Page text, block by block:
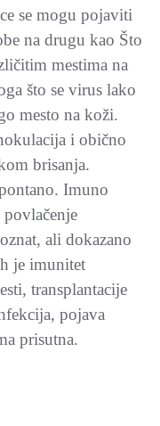
se mogu pojaviti
na drugu kao Što
mestima na
što se virus lako
mesto na koži.
i obično
brisanja.
Imuno
ali dokazano
je imunitet
transplantacije
pojava
prisutna.